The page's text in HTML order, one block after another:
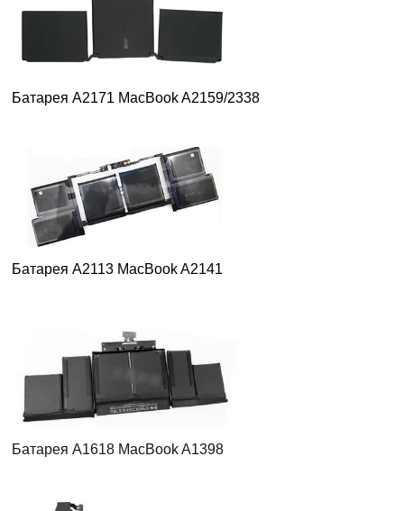
Батарея A2171 MacBook A2159/2338
Батарея A2113 MacBook A2141
Батарея A1618 MacBook A1398